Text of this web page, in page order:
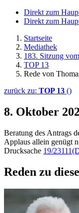
Direkt zum
Direkt zum
Startseite
Mediathek
183. Sitzung
TOP 13
Rede von
zurück zu: TOP 13 ()
8. Oktober
Beratung des Antrags
Applaus allein genügt
Drucksache 19/23111
Reden zu